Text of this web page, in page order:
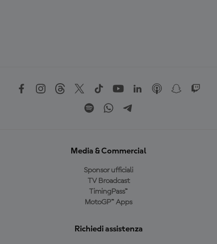
Media & Commercial
Sponsor ufficiali
TV Broadcast
TimingPass™
MotoGP™ Apps
Richiedi assistenza